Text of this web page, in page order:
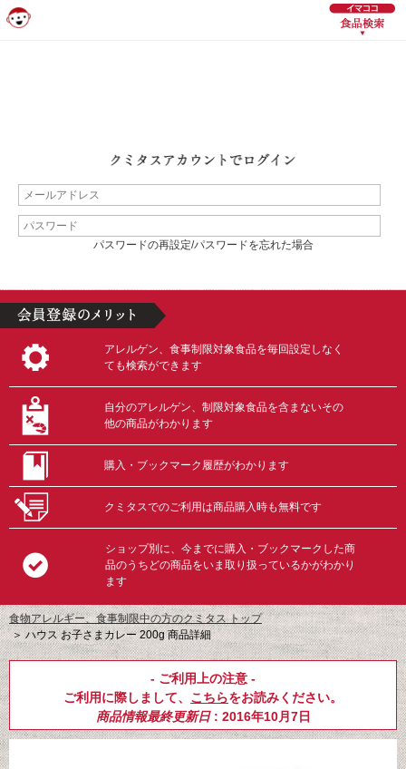
パスワードの再設定/パスワードを忘れた場合
アレルゲン、食事制限対象食品を毎回設定しなく
ても検索ができます
自分のアレルゲン、制限対象食品を含まないその
他の商品がわかります
購入・ブックマーク履歴がわかります
クミタスでのご利用は商品購入時も無料です
ショップ別に、今までに購入・ブックマークした商
品のうちどの商品をいま取り扱っているかがわかり
ます
食物アレルギー、食事制限中の方のクミタス トップ
＞ハウス お子さまカレー 200g 商品詳細
- ご利用上の注意 -
ご利用に際しまして、 こちらをお読みください。
商品情報最終更新日: 2016年10月7日